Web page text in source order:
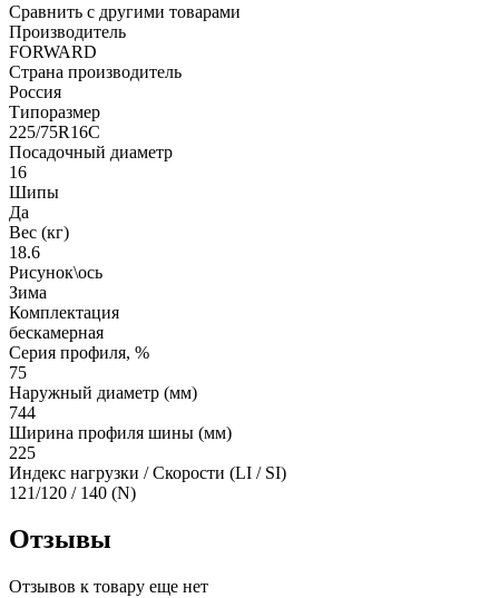
Сравнить с другими товарами
Производитель
FORWARD
Страна производитель
Россия
Типоразмер
225/75R16C
Посадочный диаметр
16
Шипы
Да
Вес (кг)
18.6
Рисунок\ось
Зима
Комплектация
бескамерная
Серия профиля, %
75
Наружный диаметр (мм)
744
Ширина профиля шины (мм)
225
Индекс нагрузки / Скорости (LI / SI)
121/120 / 140 (N)
Отзывы
Отзывов к товару еще нет